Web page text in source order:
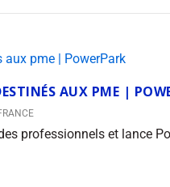
AUX PME |
professionnels et lance